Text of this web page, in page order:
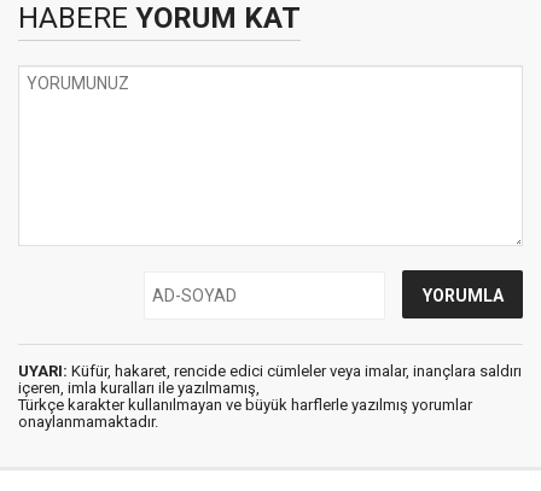
HABERE YORUM KAT
UYARI: Küfür, hakaret, rencide edici cümleler veya imalar, inançlara saldırı
içeren, imla kuralları ile yazılmamış,
Türkçe karakter kullanılmayan ve büyük harflerle yazılmış yorumlar
onaylanmamaktadır.